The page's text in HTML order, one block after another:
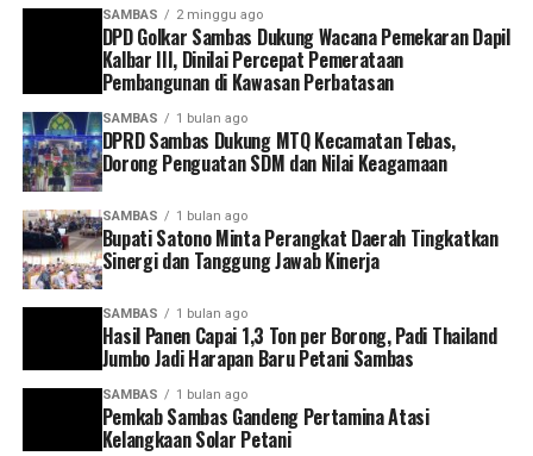
Ia juga mengingatkan agar seluruh kepala perangkat
daerah memiliki kesamaan visi dan arah dalam
mendukung pembangunan Kabupaten Sambas. Setiap
program yang dirancang, kata dia, harus mampu
menjawab kebutuhan masyarakat serta sejalan dengan
target pembangunan yang telah ditetapkan.
Selain itu, Bupati Satono meminta agar pelaporan
capaian kinerja dilakukan secara tertib dan akurat
sebagai bagian dari upaya mewujudkan tata kelola
pemerintahan yang efektif dan akuntabel.
“Setiap kepala perangkat daerah harus memiliki visi
yang selaras dengan arah pembangunan Kabupaten
Sambas, termasuk dalam hal pelaporan capaian kinerja
dan penyusunan program strategis ke depan,” tegasnya.
SAMBAS 2 minggu ago
DPD Golkar Sambas Dukung Wacana Pemekaran Dapil
Kalbar III, Dinilai Percepat Pemerataan
Pembangunan di Kawasan Perbatasan
SAMBAS 1 bulan ago
DPRD Sambas Dukung MTQ Kecamatan Tebas,
Dorong Penguatan SDM dan Nilai Keagamaan
SAMBAS 1 bulan ago
Bupati Satono Minta Perangkat Daerah Tingkatkan
Sinergi dan Tanggung Jawab Kinerja
SAMBAS 1 bulan ago
Hasil Panen Capai 1,3 Ton per Borong, Padi Thailand
Jumbo Jadi Harapan Baru Petani Sambas
SAMBAS 1 bulan ago
Pemkab Sambas Gandeng Pertamina Atasi
Kelangkaan Solar Petani